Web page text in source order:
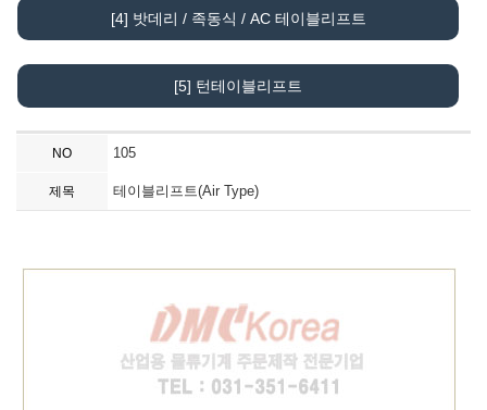
[4] 밧데리 / 족동식 / AC 테이블리프트
[5] 턴테이블리프트
NO 105
제목 테이블리프트(Air Type)